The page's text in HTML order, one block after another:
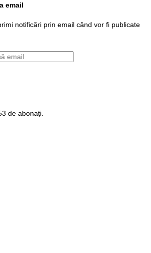
email
notificări prin email când vor fi publicate
de abonați.